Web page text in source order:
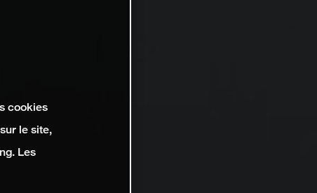
cookies
le site,
Les